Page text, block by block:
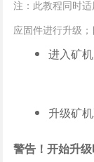
注：此教程同时适
应固件进行升级；
进入矿
升级矿
警告！开始升